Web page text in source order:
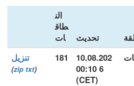
تحديث
الن
طاق
ات
10.08.202
6 00:10
(CET)
181 تنزيل
(
zip txt
)